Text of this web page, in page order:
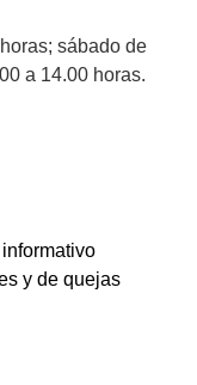
sábado de
a 14.00 horas.
y de quejas